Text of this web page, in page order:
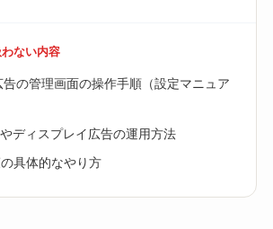
ない内容
の管理画面の操作手順（設定マニュア
ディスプレイ広告の運用方法
具体的なやり方